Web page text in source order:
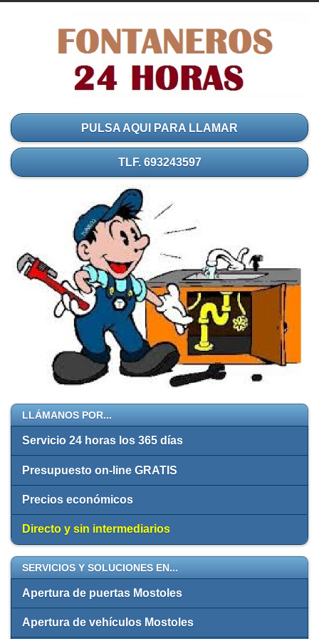
PULSA AQUI PARA LLAMAR
TLF. 693243597
LLÁMANOS POR...
Servicio 24 horas los 365 días
Presupuesto on-line GRATIS
Precios económicos
Directo y sin intermediarios
SERVICIOS Y SOLUCIONES EN...
Apertura de puertas Mostoles
Apertura de vehículos Mostoles